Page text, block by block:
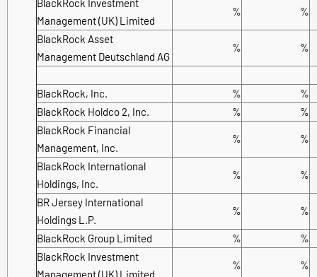
Management (UK) Limited
% %
BlackRock Asset
Management Deutschland AG
% %
BlackRock, Inc. %
%
BlackRock Holdco 2, Inc.
%
%
BlackRock Financial
Management, Inc.
% %
BlackRock International
Holdings, Inc.
% %
BR Jersey International
Holdings L.P.
% %
BlackRock Group Limited %
%
BlackRock Investment
Management (UK) Limited
% %